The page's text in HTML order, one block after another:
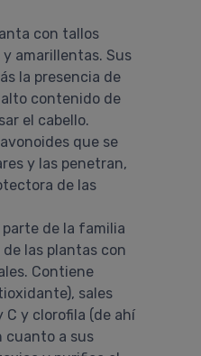
con tallos
amarillentas. Sus
la presencia de
contenido de
el cabello.
que se
y las penetran,
de las
de la familia
las plantas con
Contiene
sales
C y clorofila (de ahí
cuanto a sus